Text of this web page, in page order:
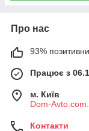
Про нас
93%
Працює з
м. Київ
Dom-
Контакти